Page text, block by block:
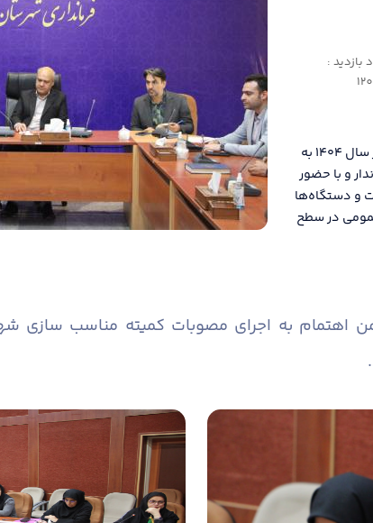
بازدید :
دومین جلسه کمیته مناسب سازی معابر و اماکن عمومی شهرستان البرز در سال ۱۴۰۴ به
و با حضور
و دستگاه‌ها
در سطح
اهتمام به اجرای مصوبات کمیته مناسب سازی